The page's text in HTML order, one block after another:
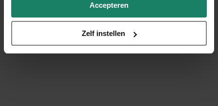
Accepteren
Zelf instellen